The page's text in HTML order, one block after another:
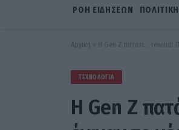
ΡΟΗ ΕΙΔΗΣΕΩΝ ΠΟΛΙΤΙΚΗ
Αρχική » Η Gen Z πατάει… rewind:
ΤΕΧΝΟΛΟΓΊΑ
Η Gen Z